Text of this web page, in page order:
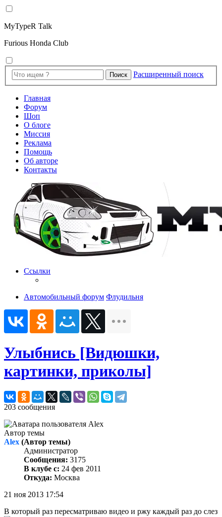
MyTypeR Talk
Furious Honda Club
Поиск Расширенный поиск
Главная
Форум
Шоп
О блоге
Миссия
Реклама
Помощь
Об авторе
Контакты
Ссылки
Автомобильный форум Флудильня
Улыбнись [Видюшки,
картинки, приколы]
203 сообщения
Автор темы
Alex (Автор темы)
Администратор
Сообщения: 3175
В клубе с: 24 фев 2011
Откуда: Москва
21 ноя 2013 17:54
В который раз пересматриваю видео и ржу каждый раз до слез